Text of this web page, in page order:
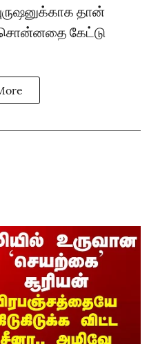
தான்
கேட்டு